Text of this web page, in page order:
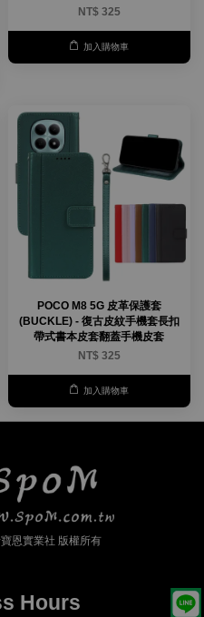
NT$ 325
加入購物車
POCO M8 5G 皮革保護套
(BUCKLE) - 復古皮紋手機套長扣
帶式書本皮套翻蓋手機皮套
NT$ 325
加入購物車
恩實業社 版權所有
Hours